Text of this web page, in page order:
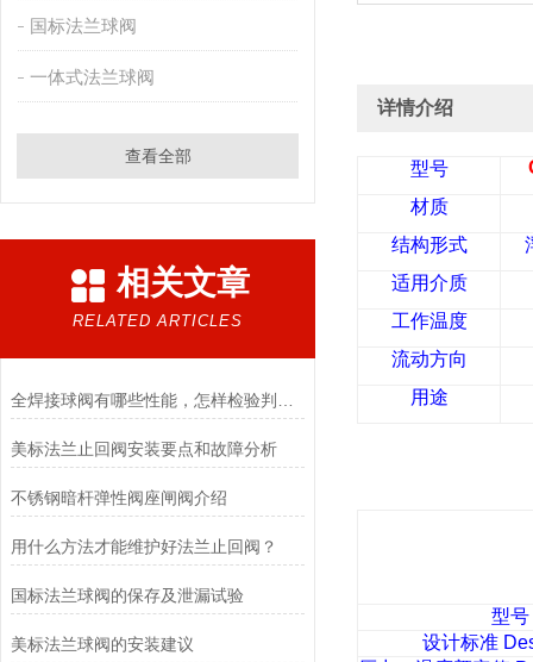
国标法兰球阀
一体式法兰球阀
查看全部
相关文章
RELATED ARTICLES
美标法兰止回阀安装要点和故障分析
不锈钢暗杆弹性阀座闸阀介绍
用什么方法才能维护好法兰止回阀？
国标法兰球阀的保存及泄漏试验
美标法兰球阀的安装建议
详情介绍
型号
材质
结构形式
适用介质
工作温度
流动方向
用途
型号
设计标准